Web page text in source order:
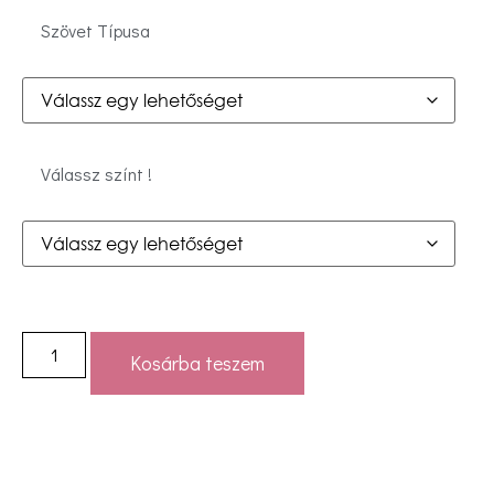
Szövet Típusa
Válassz színt !
Kosárba teszem